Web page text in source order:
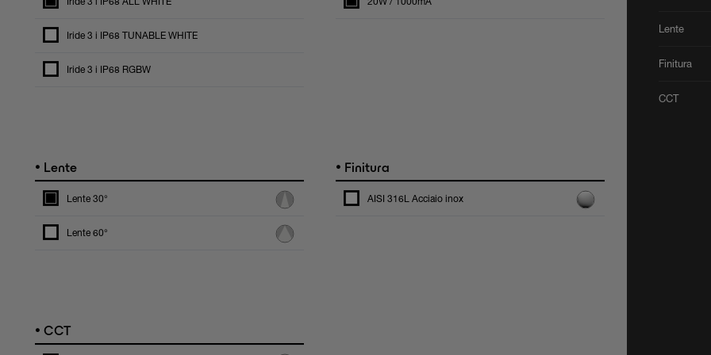
Iride 3 i IP68 TUNABLE WHITE
Iride 3 i IP68 RGBW
• Lente
Lente 30°
Lente 60°
• Finitura
AISI 316L Acciaio inox
• CCT
Lente
Finitura
CCT